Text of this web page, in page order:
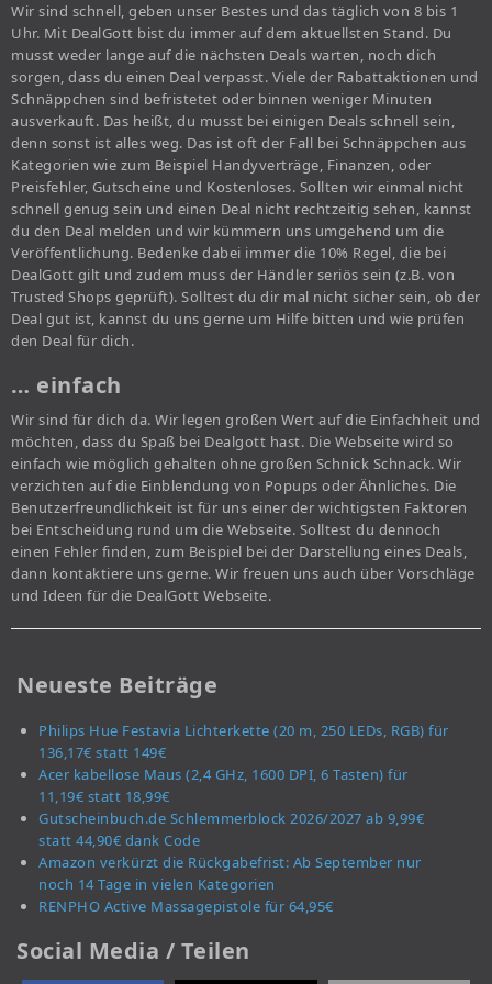
Wir sind schnell, geben unser Bestes und das täglich von 8 bis 1
Uhr. Mit DealGott bist du immer auf dem aktuellsten Stand. Du
musst weder lange auf die nächsten Deals warten, noch dich
sorgen, dass du einen Deal verpasst. Viele der Rabattaktionen und
Schnäppchen sind befristetet oder binnen weniger Minuten
ausverkauft. Das heißt, du musst bei einigen Deals schnell sein,
denn sonst ist alles weg. Das ist oft der Fall bei Schnäppchen aus
Kategorien wie zum Beispiel Handyverträge, Finanzen, oder
Preisfehler, Gutscheine und Kostenloses. Sollten wir einmal nicht
schnell genug sein und einen Deal nicht rechtzeitig sehen, kannst
du den Deal melden und wir kümmern uns umgehend um die
Veröffentlichung. Bedenke dabei immer die 10% Regel, die bei
DealGott gilt und zudem muss der Händler seriös sein (z.B. von
Trusted Shops geprüft). Solltest du dir mal nicht sicher sein, ob der
Deal gut ist, kannst du uns gerne um Hilfe bitten und wie prüfen
den Deal für dich.
… einfach
Wir sind für dich da. Wir legen großen Wert auf die Einfachheit und
möchten, dass du Spaß bei Dealgott hast. Die Webseite wird so
einfach wie möglich gehalten ohne großen Schnick Schnack. Wir
verzichten auf die Einblendung von Popups oder Ähnliches. Die
Benutzerfreundlichkeit ist für uns einer der wichtigsten Faktoren
bei Entscheidung rund um die Webseite. Solltest du dennoch
einen Fehler finden, zum Beispiel bei der Darstellung eines Deals,
dann kontaktiere uns gerne. Wir freuen uns auch über Vorschläge
und Ideen für die DealGott Webseite.
Neueste Beiträge
Philips Hue Festavia Lichterkette (20 m, 250 LEDs, RGB) für
136,17€ statt 149€
Acer kabellose Maus (2,4 GHz, 1600 DPI, 6 Tasten) für
11,19€ statt 18,99€
Gutscheinbuch.de Schlemmerblock 2026/2027 ab 9,99€
statt 44,90€ dank Code
Amazon verkürzt die Rückgabefrist: Ab September nur
noch 14 Tage in vielen Kategorien
RENPHO Active Massagepistole für 64,95€
Social Media / Teilen